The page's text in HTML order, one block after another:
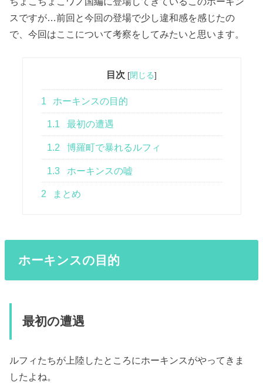
スですが…前回と今回の登場で少し違和感を感じたの
で、今回はここについて考察をしてみたいと思います。
目次 [閉じる]
1 ホーキンスの目的
1.1 最初の遭遇
1.2 博羅町で暴れるルフィ
1.3 ホーキンスの嘘
2 まとめ
ホーキンスの目的
最初の遭遇
ルフィたちが上陸したところにホーキンスがやってきま
したよね。